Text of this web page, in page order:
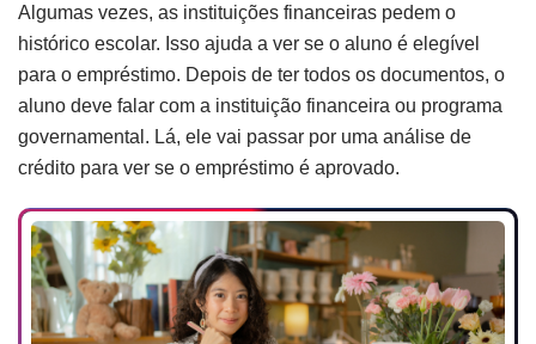
Algumas vezes, as instituições financeiras pedem o
histórico escolar. Isso ajuda a ver se o aluno é elegível
para o empréstimo. Depois de ter todos os documentos, o
aluno deve falar com a instituição financeira ou programa
governamental. Lá, ele vai passar por uma análise de
crédito para ver se o empréstimo é aprovado.